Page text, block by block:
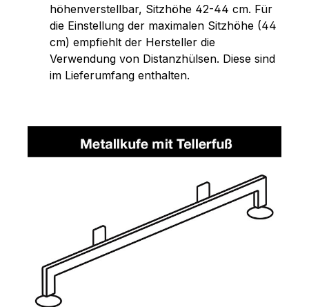
höhenverstellbar, Sitzhöhe 42-44 cm. Für
die Einstellung der maximalen Sitzhöhe (44
cm) empfiehlt der Hersteller die
Verwendung von Distanzhülsen. Diese sind
im Lieferumfang enthalten.